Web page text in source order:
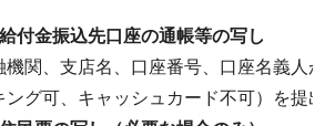
給付金振込先口座の通帳等の写し
関、支店名、口座番号、口座名義人が
ング可、キャッシュカード不可）を提出